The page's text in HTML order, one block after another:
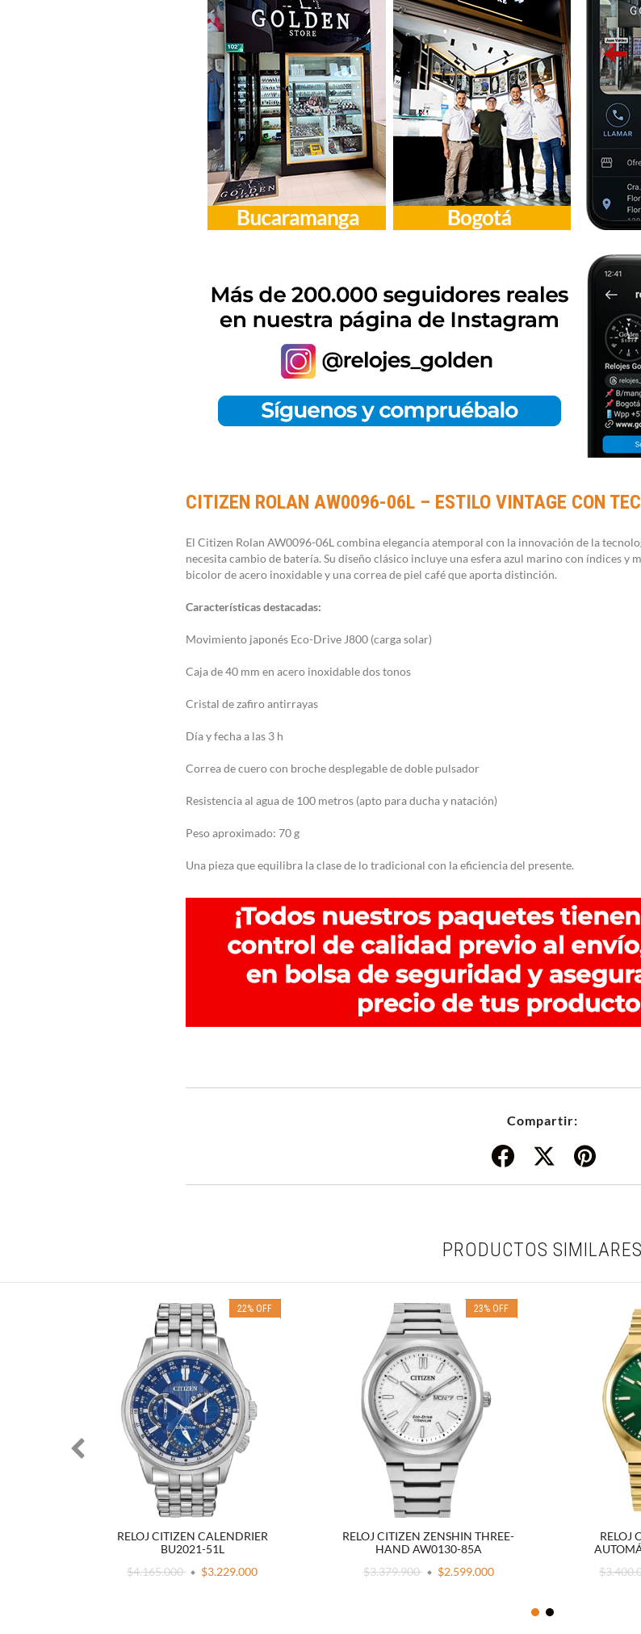
CITIZEN ROLAN AW0096-06L – ESTILO VINTAGE CON
El Citizen Rolan AW0096-06L combina elegancia atemporal con la innovación de la
necesita cambio de batería. Su diseño clásico incluye una esfera azul marino con índices y
bicolor de acero inoxidable y una correa de piel café que aporta distinción.
Características destacadas:
Movimiento japonés Eco-Drive J800 (carga solar)
Caja de 40 mm en acero inoxidable dos tonos
Cristal de zafiro antirrayas
Día y fecha a las 3 h
Correa de cuero con broche desplegable de doble pulsador
Resistencia al agua de 100 metros (apto para ducha y natación)
Peso aproximado: 70 g
Una pieza que equilibra la clase de lo tradicional con la eficiencia del presente.
Compartir:
PRODUCTOS SIMILARES
22% OFF
RELOJ CITIZEN CALENDRIER
BU2021-51L
$4.165.000
$3.229.000
23% OFF
RELOJ CITIZEN ZENSHIN THREE-
HAND AW0130-85A
$3.379.900
$2.599.000
RELOJ